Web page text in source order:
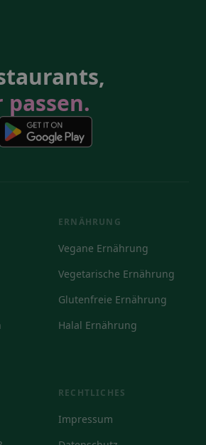
ERNÄHRUNG
Vegane Ernährung
Vegetarische Ernährung
Glutenfreie Ernährung
Halal Ernährung
RECHTLICHES
Impressum